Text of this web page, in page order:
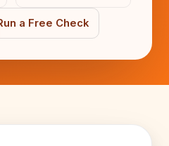
a Free Check